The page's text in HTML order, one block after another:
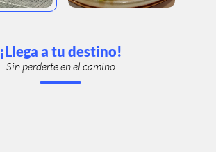
¡Llega a tu destino!
Sin perderte en el camino